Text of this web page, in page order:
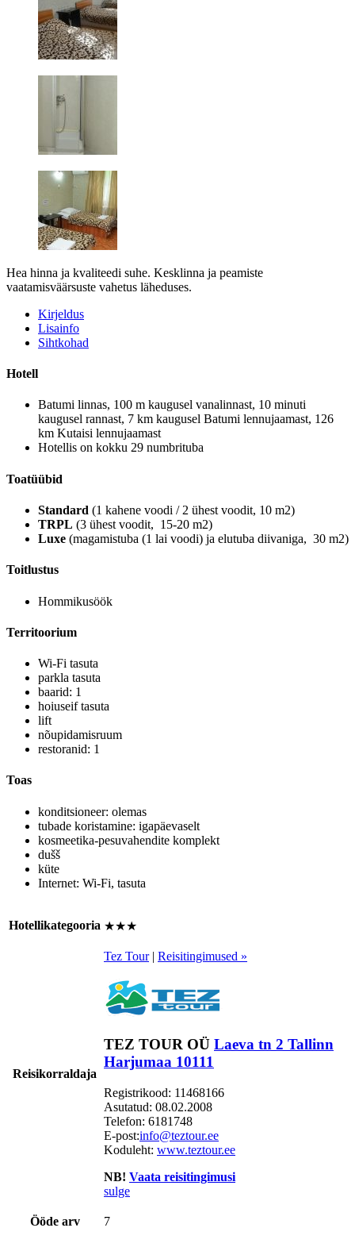
Hea hinna ja kvaliteedi suhe. Kesklinna ja peamiste
vaatamisväärsuste vahetus läheduses.
Kirjeldus
Lisainfo
Sihtkohad
Hotell
Batumi linnas, 100 m kaugusel vanalinnast, 10 minuti
kaugusel rannast, 7 km kaugusel Batumi lennujaamast, 126
km Kutaisi lennujaamast
Hotellis on kokku 29 numbrituba
Toatüübid
Standard (1 kahene voodi / 2 ühest voodit, 10 m2)
TRPL (3 ühest voodit, 15-20 m2)
Luxe (magamistuba (1 lai voodi) ja elutuba diivaniga, 30 m2)
Toitlustus
Hommikusöök
Territoorium
Wi-Fi tasuta
parkla tasuta
baarid: 1
hoiuseif tasuta
lift
nõupidamisruum
restoranid: 1
Toas
konditsioneer: olemas
tubade koristamine: igapäevaselt
kosmeetika-pesuvahendite komplekt
dušš
küte
Internet: Wi-Fi, tasuta
Hotellikategooria ★★★
Reisikorraldaja
Tez Tour| Reisitingimused »
TEZ TOUR OÜ Laeva tn 2 Tallinn
Harjumaa 10111
Registrikood: 11468166
Asutatud: 08.02.2008
Telefon: 6181748
E-post:info@teztour.ee
Koduleht: www.teztour.ee
NB! Vaata reisitingimusi
sulge
Ööde arv 7